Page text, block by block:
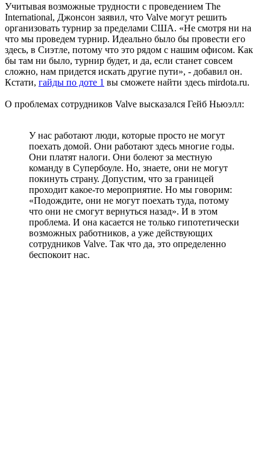
Учитывая возможные трудности с проведением The
International, Джонсон заявил, что Valve могут решить
организовать турнир за пределами США. «Не смотря ни на
что мы проведем турнир. Идеально было бы провести его
здесь, в Сиэтле, потому что это рядом с нашим офисом. Как
бы там ни было, турнир будет, и да, если станет совсем
сложно, нам придется искать другие пути», - добавил он.
Кстати, гайды по доте 1 вы сможете найти здесь mirdota.ru.
О проблемах сотрудников Valve высказался Гейб Ньюэлл:
У нас работают люди, которые просто не могут
поехать домой. Они работают здесь многие годы.
Они платят налоги. Они болеют за местную
команду в Супербоуле. Но, знаете, они не могут
покинуть страну. Допустим, что за границей
проходит какое-то мероприятие. Но мы говорим:
«Подождите, они не могут поехать туда, потому
что они не смогут вернуться назад». И в этом
проблема. И она касается не только гипотетически
возможных работников, а уже действующих
сотрудников Valve. Так что да, это определенно
беспокоит нас.